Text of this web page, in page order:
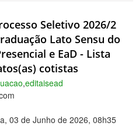
Seletivo 2026/2
Lato Sensu do
e EaD - Lista
cotistas
,editaisead
03 de Junho de 2026, 08h35